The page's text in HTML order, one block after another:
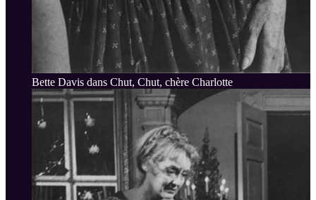
Bette Davis dans Chut, Chut, chère Charlotte